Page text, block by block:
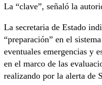
La “clave”, señaló la
La secretaria de Estado
“preparación” en el
eventuales emergencias y
en el marco de las
realizando por la alerta de